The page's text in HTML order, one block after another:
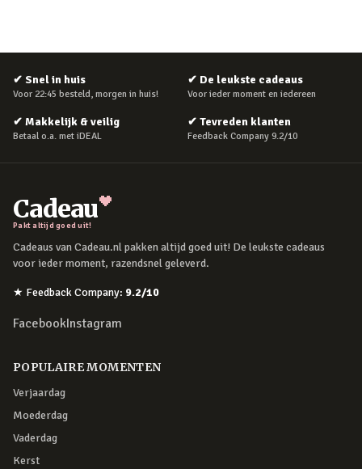
✔ Snel in huis
Voor 22:45 besteld, morgen in huis!
✔ De leukste cadeaus
Voor ieder moment en iedereen
✔ Makkelijk & veilig
Betaal o.a. met iDEAL
✔ Tevreden klanten
Feedback Company 9.2/10
Cadeau
Pakt altijd goed uit!
Cadeaus van Cadeau.nl pakken altijd goed uit! De leukste cadeaus
voor ieder moment, razendsnel geleverd.
★ Feedback Company: 9.2/10
FacebookInstagram
POPULAIRE MOMENTEN
Verjaardag
Moederdag
Vaderdag
Kerst